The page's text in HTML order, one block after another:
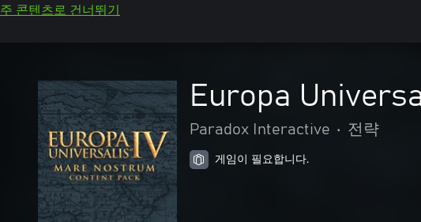
주 콘텐츠로 건너뛰기
Europa
Paradox Interactive • 전략
게임이 필요합니다.